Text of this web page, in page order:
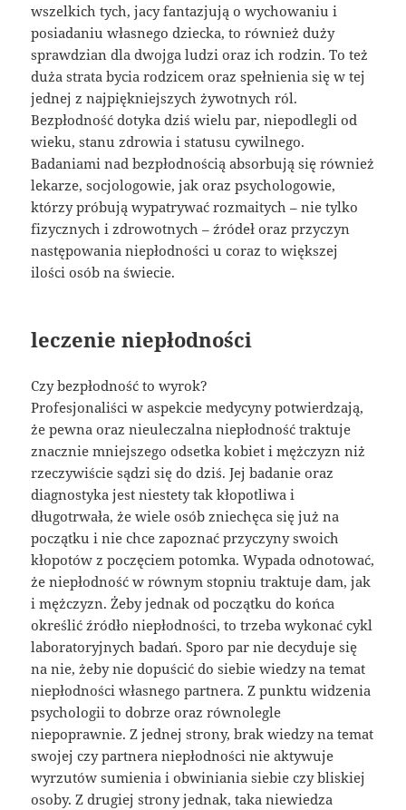
wszelkich tych, jacy fantazjują o wychowaniu i
posiadaniu własnego dziecka, to również duży
sprawdzian dla dwojga ludzi oraz ich rodzin. To też
duża strata bycia rodzicem oraz spełnienia się w tej
jednej z najpiękniejszych żywotnych ról.
Bezpłodność dotyka dziś wielu par, niepodlegli od
wieku, stanu zdrowia i statusu cywilnego.
Badaniami nad bezpłodnością absorbują się również
lekarze, socjologowie, jak oraz psychologowie,
którzy próbują wypatrywać rozmaitych – nie tylko
fizycznych i zdrowotnych – źródeł oraz przyczyn
następowania niepłodności u coraz to większej
ilości osób na świecie.
leczenie niepłodności
Czy bezpłodność to wyrok?
Profesjonaliści w aspekcie medycyny potwierdzają,
że pewna oraz nieuleczalna niepłodność traktuje
znacznie mniejszego odsetka kobiet i mężczyzn niż
rzeczywiście sądzi się do dziś. Jej badanie oraz
diagnostyka jest niestety tak kłopotliwa i
długotrwała, że wiele osób zniechęca się już na
początku i nie chce zapoznać przyczyny swoich
kłopotów z poczęciem potomka. Wypada odnotować,
że niepłodność w równym stopniu traktuje dam, jak
i mężczyzn. Żeby jednak od początku do końca
określić źródło niepłodności, to trzeba wykonać cykl
laboratoryjnych badań. Sporo par nie decyduje się
na nie, żeby nie dopuścić do siebie wiedzy na temat
niepłodności własnego partnera. Z punktu widzenia
psychologii to dobrze oraz równolegle
niepoprawnie. Z jednej strony, brak wiedzy na temat
swojej czy partnera niepłodności nie aktywuje
wyrzutów sumienia i obwiniania siebie czy bliskiej
osoby. Z drugiej strony jednak, taka niewiedza